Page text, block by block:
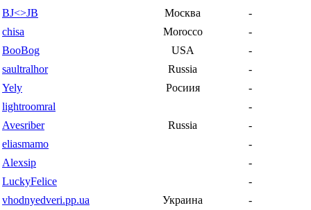
BJ<>JB
Москва
-
chisa
Morocco
-
BooBog
USA
-
saultralhor
Russia
-
Yely
Росиия
-
lightroomral
-
Avesriber
Russia
-
eliasmamo
-
Alexsip
-
LuckyFelice
-
vhodnyedveri.pp.ua
Украина
-